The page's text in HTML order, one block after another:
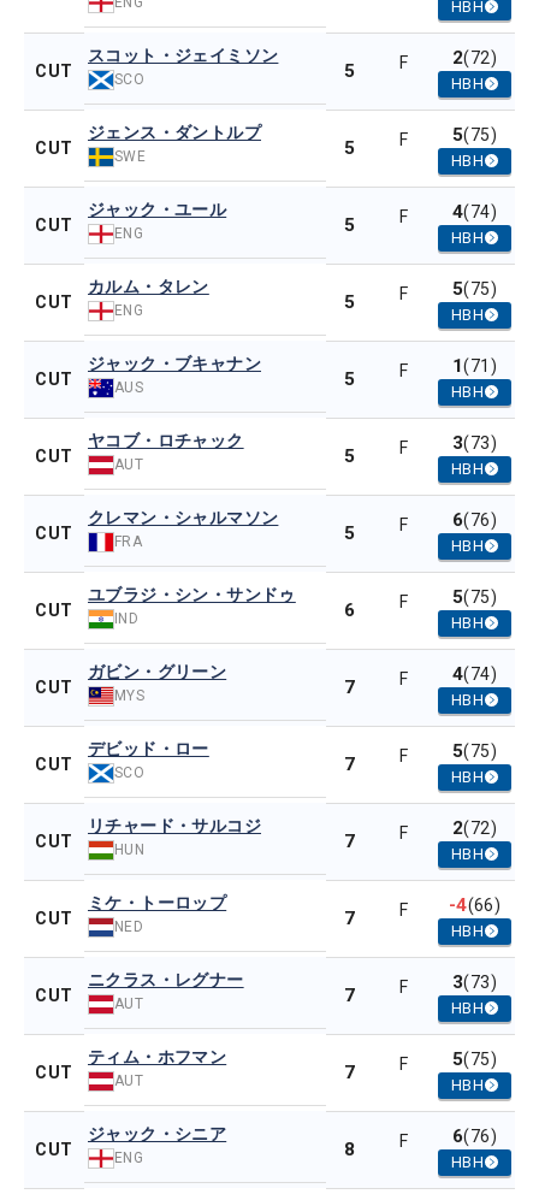
HBH
CUT
スコット・ジェイミソン
SCO 5 F 2(72)
HBH
CUT
ジェンス・ダントルプ
SWE 5 F 5(75)
HBH
CUT
ジャック・ユール
ENG 5 F 4(74)
HBH
CUT
カルム・タレン
ENG 5 F 5(75)
HBH
CUT
ジャック・ブキャナン
AUS 5 F 1(71)
HBH
CUT
ヤコブ・ロチャック
AUT 5 F 3(73)
HBH
CUT
クレマン・シャルマソン
FRA 5 F 6(76)
HBH
CUT
ユブラジ・シン・サンドゥ
IND 6 F 5(75)
HBH
CUT
ガビン・グリーン
MYS 7 F 4(74)
HBH
CUT
デビッド・ロー
SCO 7 F 5(75)
HBH
CUT
リチャード・サルコジ
HUN 7 F 2(72)
HBH
CUT
ミケ・トーロップ
NED 7 F -4(66)
HBH
CUT
ニクラス・レグナー
AUT 7 F 3(73)
HBH
CUT
ティム・ホフマン
AUT 7 F 5(75)
HBH
CUT
ジャック・シニア
ENG 8 F 6(76)
HBH